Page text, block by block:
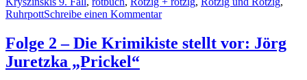
RuhrpottSchreibe einen Kommentarzu
383:
Jörg
Folge 2 – Die Krimikiste stellt vor: Jörg
Juretzka „Prickel“